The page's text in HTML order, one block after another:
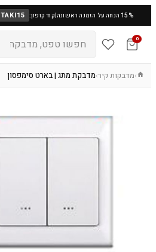
15% הנחה על הזמנה ראשונה |קוד קופון: TAKI15
0
›מדבקות קיר›מדבקת מתג | בארט סימפסון